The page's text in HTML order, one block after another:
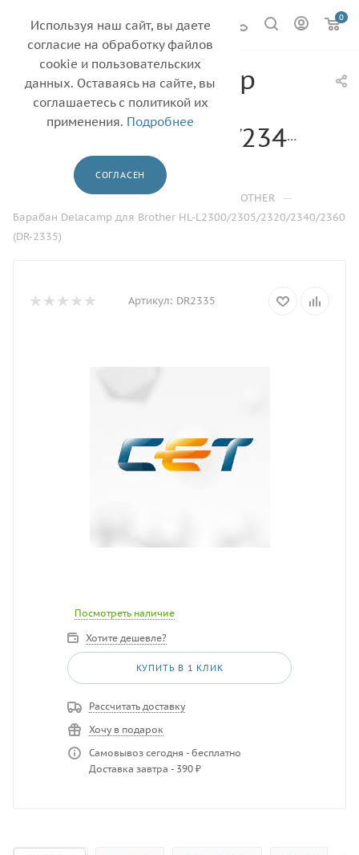
0
Барабан Delacamp
для Brother HL-
L2300/2305/2320/2340/
(DR-2335)
Каталог — Барабаны BROTHER —
Барабан Delacamp для Brother HL-L2300/2305/2320/2340/2360
(DR-2335)
Артикул: DR2335
Посмотреть наличие
Хотите дешевле?
КУПИТЬ В 1 КЛИК
Рассчитать доставку
Хочу в подарок
Самовывоз сегодня - бесплатно
Доставка завтра - 390 ₽
Используя наш сайт, вы даете
согласие на обработку файлов
cookie и пользовательских
данных. Оставаясь на сайте, вы
соглашаетесь с политикой их
применения. Подробнее
СОГЛАСЕН